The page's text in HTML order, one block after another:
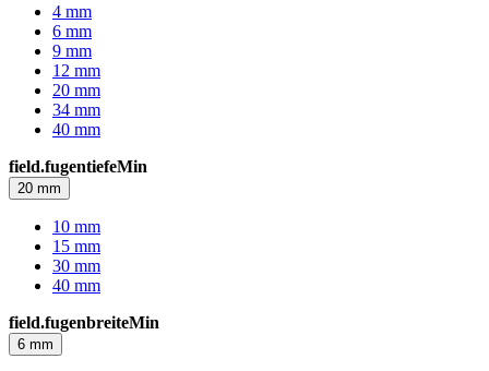
4 mm
6 mm
9 mm
12 mm
20 mm
34 mm
40 mm
field.fugentiefeMin
20 mm
10 mm
15 mm
30 mm
40 mm
field.fugenbreiteMin
6 mm